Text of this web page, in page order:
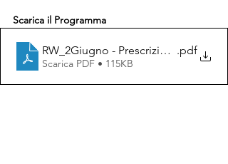
Scarica il Programma
RW_2Giugno - Prescrizione.pdf
Scarica PDF • 115KB